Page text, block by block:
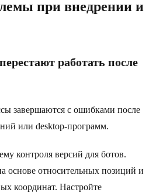
при внедрении и
работать после
завершаются с ошибками после
или desktop-программ.
контроля версий для ботов.
основе относительных позиций и
координат. Настройте